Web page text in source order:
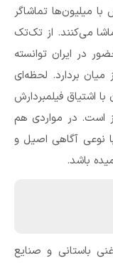
با میلیون‌ها تماشاگر
می‌کنند. از تک‌تک
در ایران توانسته
بردارد. لحظه‌ای
اشتیاق فیلمبردارش
است. در مواردی هم
نوعی آگاهی اصیل و
باشد.
باستانی و صنایع